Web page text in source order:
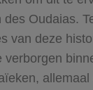
des Oudaias.
van deze
verborgen